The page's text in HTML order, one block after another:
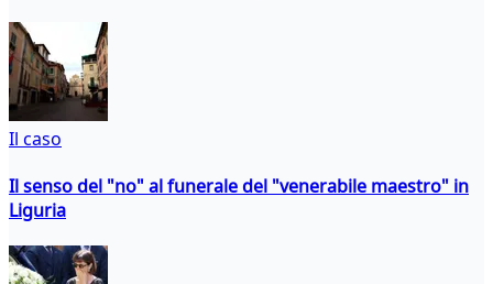
Il caso
Il senso del "no" al funerale del "venerabile maestro" in
Liguria